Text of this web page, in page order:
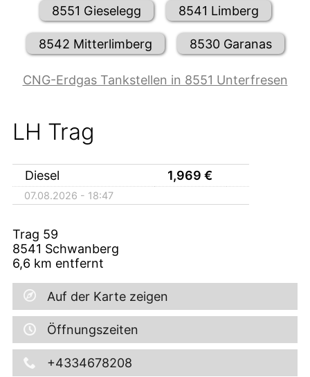
8551 Gieselegg 8541 Limberg
8542 Mitterlimberg 8530 Garanas
CNG-Erdgas Tankstellen in 8551 Unterfresen
LH Trag
Diesel 1,969 €
07.08.2026 - 18:47
Trag 59
8541 Schwanberg
6,6 km entfernt
Auf der Karte zeigen
Öffnungszeiten
+4334678208